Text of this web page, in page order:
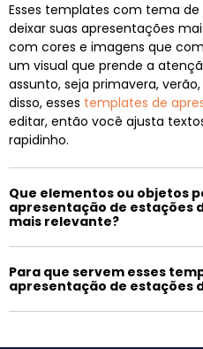
Esses templates com tema
deixar suas apresentações
com cores e imagens que
um visual que prende a
assunto, seja primavera,
disso, esses templates de
editar, então você ajusta
rapidinho.
Que elementos ou objetos
apresentação de estações
mais relevante?
Para que servem esses
apresentação de estações